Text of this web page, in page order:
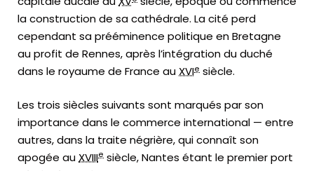
la construction de sa cathédrale. La cité perd
cependant sa prééminence politique en Bretagne
au profit de Rennes, après l’intégration du duché
dans le royaume de France au XVIe siècle.
Les trois siècles suivants sont marqués par son
importance dans le commerce international — entre
autres, dans la traite négrière, qui connaît son
apogée au XVIIIe siècle, Nantes étant le premier port